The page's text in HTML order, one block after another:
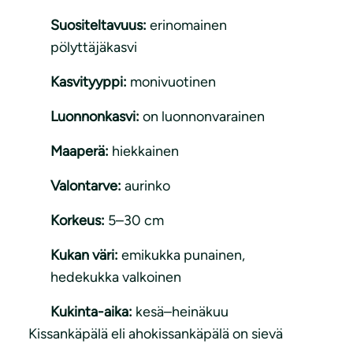
Suositeltavuus: erinomainen
pölyttäjäkasvi
Kasvityyppi: monivuotinen
Luonnonkasvi: on luonnonvarainen
Maaperä: hiekkainen
Valontarve: aurinko
Korkeus: 5–30 cm
Kukan väri: emikukka punainen,
hedekukka valkoinen
Kukinta-aika: kesä–heinäkuu
Kissankäpälä eli ahokissankäpälä on sievä